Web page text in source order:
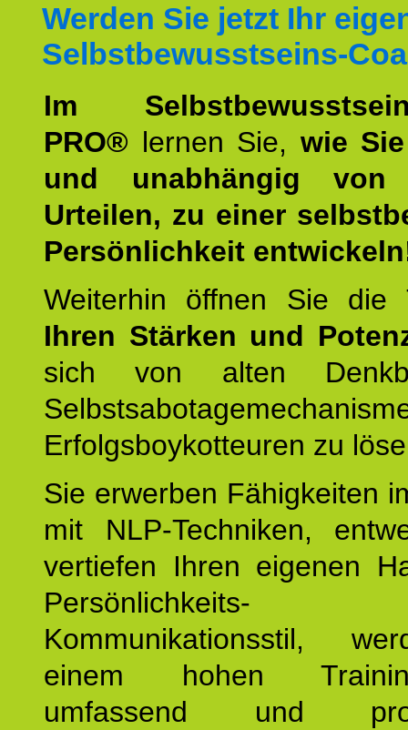
Werden Sie jetzt Ihr
Selbstbewusstseins-
Im
PRO® lernen Sie, wie
und unabhängig von
Urteilen, zu einer
Persönlichkeit
Weiterhin öffnen Sie
Ihren Stärken und
sich von alten
Erfolgsboykotteuren zu
Sie erwerben Fähigkeiten
mit NLP-Techniken,
vertiefen Ihren eigenen
Kommunikationsstil,
einem hohen
umfassend und